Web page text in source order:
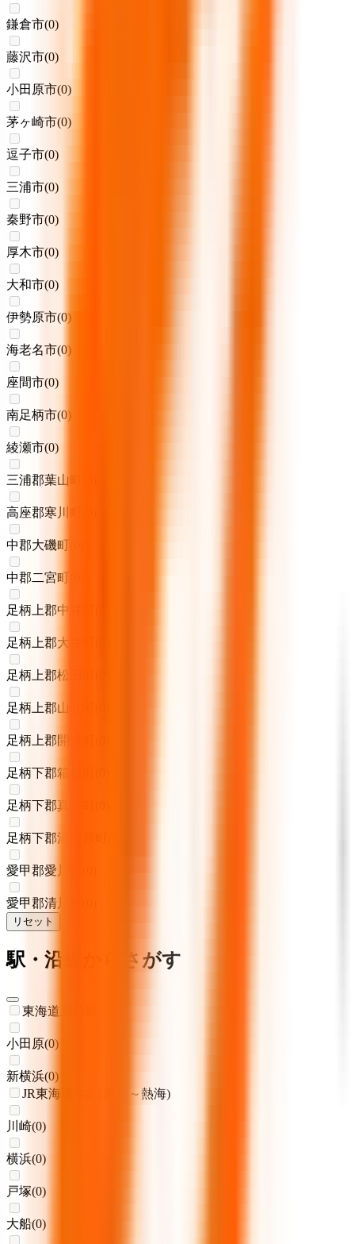
鎌倉市(0)
藤沢市(0)
小田原市(0)
茅ヶ崎市(0)
逗子市(0)
三浦市(0)
秦野市(0)
厚木市(0)
大和市(0)
伊勢原市(0)
海老名市(0)
座間市(0)
南足柄市(0)
綾瀬市(0)
三浦郡葉山町
高座郡寒川町
中郡大磯町
中郡二宮町
足柄上郡中井町
足柄上郡大井町
足柄上郡松田町
足柄上郡山北町
足柄上郡開成町
足柄下郡箱根町
足柄下郡真鶴町
足柄下郡湯河原町
愛甲郡愛川町
愛甲郡清川村
リセット
駅・沿線からさがす
東海道新幹線
小田原(0)
新横浜(0)
JR東海道本線(東京～熱海)
川崎(0)
横浜(0)
戸塚(0)
大船(0)